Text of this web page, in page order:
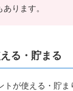
ります。
る・貯まる
が使える・貯ま